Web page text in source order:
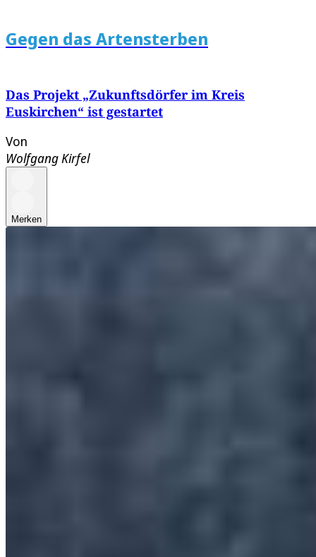
Gegen das Artensterben
Das Projekt „Zukunftsdörfer im Kreis
Euskirchen“ ist gestartet
Von
Wolfgang Kirfel
Merken